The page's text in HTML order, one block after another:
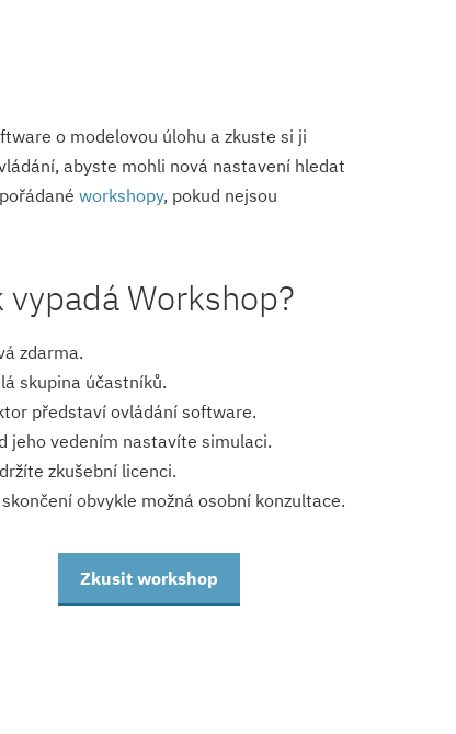
o modelovou úlohu a zkuste si ji
abyste mohli nová nastavení hledat
workshopy, pokud nejsou
vypadá Workshop?
zdarma.
skupina účastníků.
představí ovládání software.
jeho vedením nastavíte simulaci.
zkušební licenci.
skončení obvykle možná osobní konzultace.
Zkusit workshop